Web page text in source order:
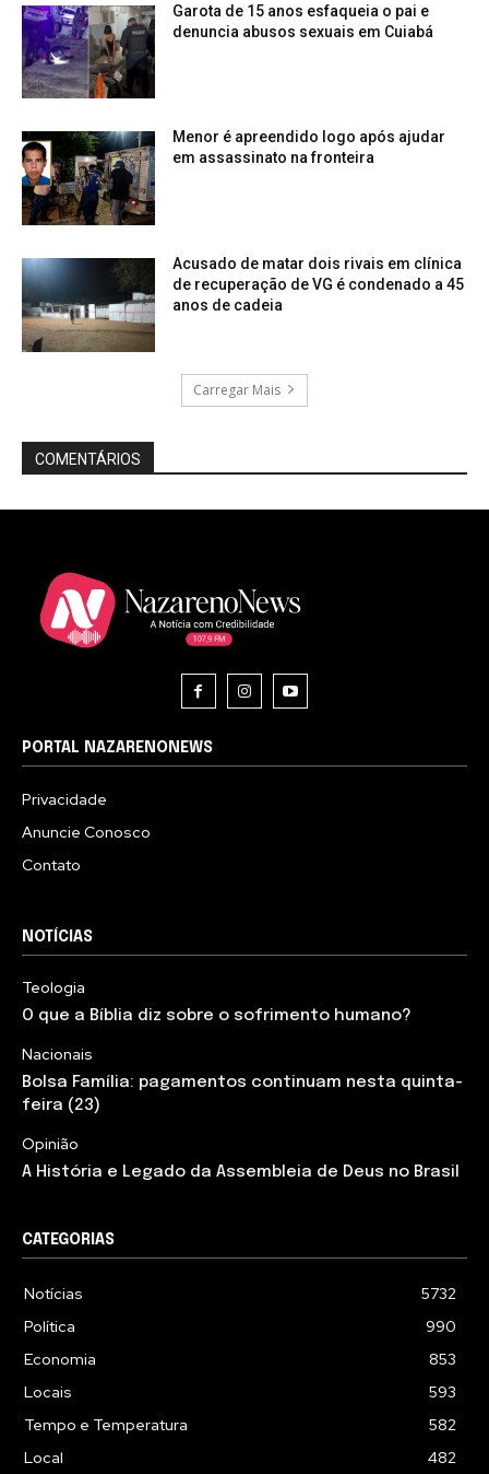
Garota de 15 anos esfaqueia o pai e
denuncia abusos sexuais em Cuiabá
Menor é apreendido logo após ajudar
em assassinato na fronteira
Acusado de matar dois rivais em clínica
de recuperação de VG é condenado a 45
anos de cadeia
Carregar Mais
COMENTÁRIOS
PORTAL NAZARENONEWS
Privacidade
Anuncie Conosco
Contato
NOTÍCIAS
Teologia
O que a Bíblia diz sobre o sofrimento humano?
Nacionais
Bolsa Família: pagamentos continuam nesta quinta-
feira (23)
Opinião
A História e Legado da Assembleia de Deus no Brasil
CATEGORIAS
Notícias
5732
Política
990
Economia
853
Locais
593
Tempo e Temperatura
582
Local
482